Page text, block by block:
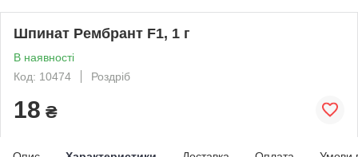
Шпинат Рембрант F1, 1 г
В наявності
Код: 10474
Роздріб
18 ₴